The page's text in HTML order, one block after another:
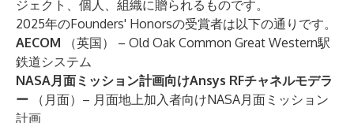
ジェクト、個人、組織に贈られるものです。
2025年のFounders' Honorsの受賞者は以下の通りです。
AECOM （英国） – Old Oak Common Great Western駅
鉄道システム
NASA月面ミッション計画向けAnsys RFチャネルモデラ
ー
（月面）– 月面地上加入者向けNASA月面ミッション
計画